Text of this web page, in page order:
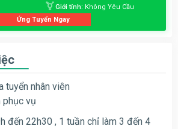
Giới tính: Không Yêu Cầu
Ứng Tuyển Ngay
tuyển nhân viên
phục vụ
đến 22h30 , 1 tuần chỉ làm 3 đến 4